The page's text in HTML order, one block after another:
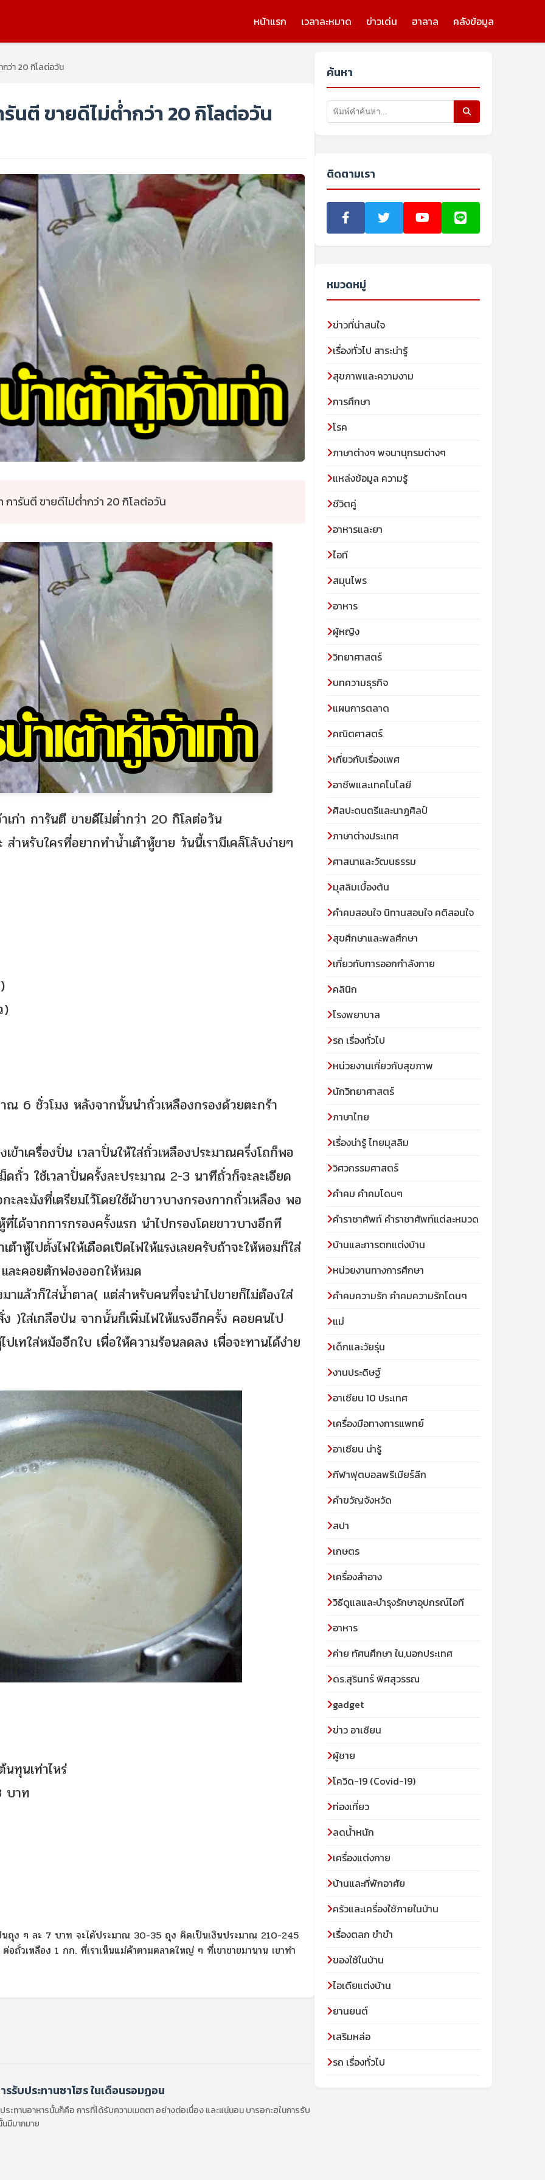
หน้าแรก เวลาละหมาด ข่าวเด่น ฮาลาล คลังข้อมูล
กว่า 20 กิโลต่อวัน
นตี ขายดีไม่ต่ำกว่า 20 กิโลต่อวัน
การันตี ขายดีไม่ต่ำกว่า 20 กิโลต่อวัน
เก่า การันตี ขายดีไม่ต่ำกว่า 20 กิโลต่อวัน
ำหรับใครที่อยากทำน้ำเต้าหู้ขาย วันนี้เรามีเคล็โลับง่ายๆ
)
ณ 6 ชั่วโมง หลังจากนั้นนำถั่วเหลืองกรองด้วยตะกร้า
าเครื่องปั่น เวลาปั่นให้ใส่ถั่วเหลืองประมาณครึ่งโถก็พอ
ดถั่ว ใช้เวลาปั่นครั้งละประมาณ 2-3 นาทีถั่วก็จะละเอียด
ละมังที่เตรียมไว้โดยใช้ผ้าขาวบางกรองกากถั่วเหลือง พอ
ได้จากการกรองครั้งแรก นำไปกรองโดยขาวบางอีกที
าหู้ไปตั้งไฟให้เดือดเปิดไฟให้แรงเลยครับถ้าจะให้หอมก็ใส่
ละคอยตักฟองออกให้หมด
าแล้วก็ใส่น้ำตาล( แต่สำหรับคนที่จะนำไปขายก็ไม่ต้องใส่
ง )ใส่เกลือป่น จากนั้นก็เพิ่มไฟให้แรงอีกครั้ง คอยคนไป
เทใส่หม้ออีกใบ เพื่อให้ความร้อนลดลง เพื่อจะทานได้ง่าย
นทุนเท่าไหร่
บาท
นถุง ๆ ละ 7 บาท จะได้ประมาณ 30-35 ถุง คิดเป็นเงินประมาณ 210-245
ถั่วเหลือง 1 กก. ที่เราเห็นแม่ค้าตามตลาดใหญ่ ๆ ที่เขาขายมานาน เขาทำ
รรับประทานซาโฮร ในเดือนรอมฏอน
ระทานอาหารนั้นก็คือ การที่ได้รับความเมตตา อย่างต่อเนื่อง และแน่นอน บารอกะฮฺในการรับ
นมีมากมาย
ค้นหา
ติดตามเรา
หมวดหมู่
ข่าวที่น่าสนใจ
เรื่องทั่วไป สาระน่ารู้
สุขภาพและความงาม
การศึกษา
โรค
ภาษาต่างๆ พจนานุกรมต่างๆ
แหล่งข้อมูล ความรู้
ชีวิตคู่
อาหารและยา
ไอที
สมุนไพร
อาหาร
ผู้หญิง
วิทยาศาสตร์
บทความธุรกิจ
แผนการตลาด
คณิตศาสตร์
เกี่ยวกับเรื่องเพศ
อาชีพและเทคโนโลยี
ศิลปะดนตรีและนาฎศิลป์
ภาษาต่างประเทศ
ศาสนาและวัฒนธรรม
มุสลิมเบื้องต้น
คําคมสอนใจ นิทานสอนใจ คติสอนใจ
สุขศึกษาและพลศึกษา
เกี่ยวกับการออกกำลังกาย
คลินิก
โรงพยาบาล
รถ เรื่องทั่วไป
หน่วยงานเกี่ยวกับสุขภาพ
นักวิทยาศาสตร์
ภาษาไทย
เรื่องน่ารู้ ไทยมุสลิม
วิศวกรรมศาสตร์
คำคม คำคมโดนๆ
คำราชาศัพท์ คำราชาศัพท์แต่ละหมวด
บ้านและการตกแต่งบ้าน
หน่วยงานทางการศึกษา
คำคมความรัก คำคมความรักโดนๆ
แม่
เด็กและวัยรุ่น
งานประดิษฐ์
อาเซียน 10 ประเทศ
เครื่องมือทางการแพทย์
อาเซียน น่ารู้
กีฬาฟุตบอลพรีเมียร์ลีก
คำขวัญจังหวัด
สปา
เกษตร
เครื่องสำอาง
วิธีดูแลและบำรุงรักษาอุปกรณ์ไอที
อาหาร
ค่าย ทัศนศึกษา ใน,นอกประเทศ
ดร.สุรินทร์ พิศสุวรรณ
gadget
ข่าว อาเซียน
ผู้ชาย
โควิด-19 (Covid-19)
ท่องเที่ยว
ลดน้ำหนัก
เครื่องแต่งกาย
บ้านและที่พักอาศัย
ครัวและเครื่องใช้ภายในบ้าน
เรื่องตลก ขำขำ
ของใช้ในบ้าน
ไอเดียแต่งบ้าน
ยานยนต์
เสริมหล่อ
รถ เรื่องทั่วไป